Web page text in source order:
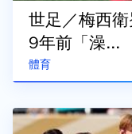
體育
世足／梅西
9年前「澡...